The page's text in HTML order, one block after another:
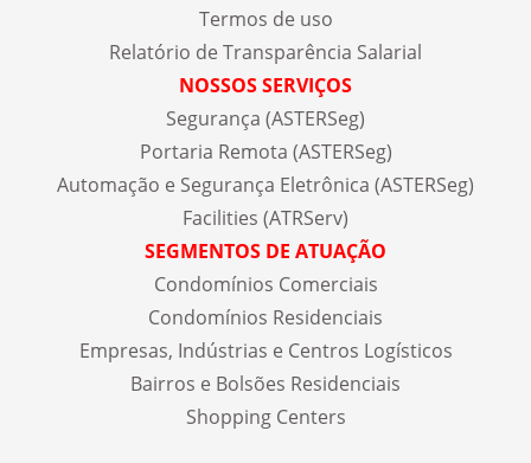
Termos de uso
Relatório de Transparência Salarial
NOSSOS SERVIÇOS
Segurança (ASTERSeg)
Portaria Remota (ASTERSeg)
Automação e Segurança Eletrônica (ASTERSeg)
Facilities (ATRServ)
SEGMENTOS DE ATUAÇÃO
Condomínios Comerciais
Condomínios Residenciais
Empresas, Indústrias e Centros Logísticos
Bairros e Bolsões Residenciais
Shopping Centers